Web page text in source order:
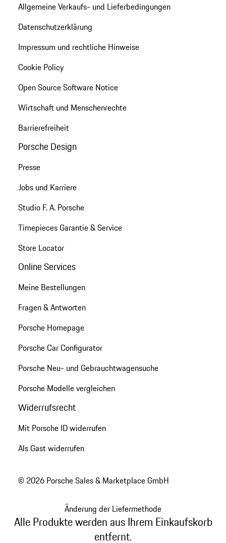
Allgemeine Verkaufs- und Lieferbedingungen
Datenschutzerklärung
Impressum und rechtliche Hinweise
Cookie Policy
Open Source Software Notice
Wirtschaft und Menschenrechte
Barrierefreiheit
Porsche Design
Presse
Jobs und Karriere
Studio F. A. Porsche
Timepieces Garantie & Service
Store Locator
Online Services
Meine Bestellungen
Fragen & Antworten
Porsche Homepage
Porsche Car Configurator
Porsche Neu- und Gebrauchtwagensuche
Porsche Modelle vergleichen
Widerrufsrecht
Mit Porsche ID widerrufen
Als Gast widerrufen
© 2026 Porsche Sales & Marketplace GmbH
Änderung der Liefermethode
Alle Produkte werden aus Ihrem Einkaufskorb
entfernt.